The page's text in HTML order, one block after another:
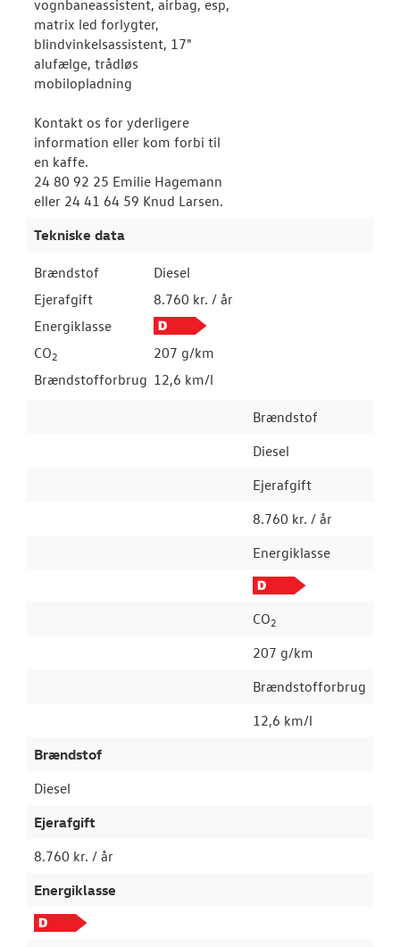
vognbaneassistent, airbag, esp,
matrix led forlygter,
blindvinkelsassistent, 17"
alufælge, trådløs
mobilopladning
Kontakt os for yderligere
information eller kom forbi til
en kaffe.
24 80 92 25 Emilie Hagemann
eller 24 41 64 59 Knud Larsen.
Tekniske data
Brændstof
Diesel
Ejerafgift
8.760 kr. / år
Energiklasse
CO2
207 g/km
Brændstofforbrug 12,6 km/l
Brændstof
Diesel
Ejerafgift
8.760 kr. / år
Energiklasse
CO2
207 g/km
Brændstofforbrug
12,6 km/l
Brændstof
Diesel
Ejerafgift
8.760 kr. / år
Energiklasse